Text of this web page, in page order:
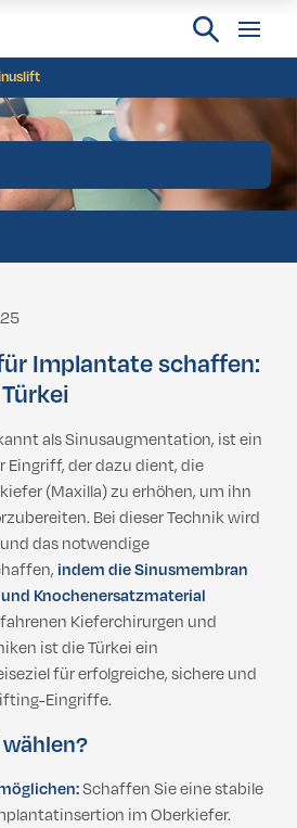
Implantate schaffen:
als Sinusaugmentation, ist ein
Eingriff, der dazu dient, die
(Maxilla) zu erhöhen, um ihn
Bei dieser Technik wird
das notwendige
indem die Sinusmembran
Knochenersatzmaterial
Kieferchirurgen und
ist die Türkei ein
für erfolgreiche, sichere und
Eingriffe.
Schaffen Sie eine stabile
im Oberkiefer.